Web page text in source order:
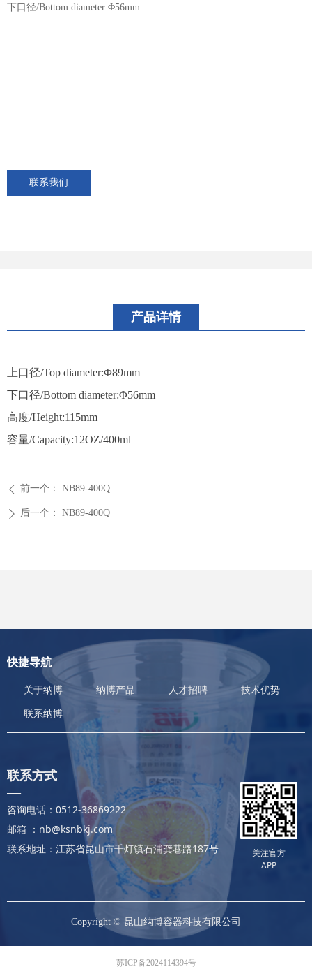
下口径/Bottom diameter:Φ56mm
联系我们
产品详情
上口径/Top diameter:Φ89mm
下口径/Bottom diameter:Φ56mm
高度/Height:115mm
容量/Capacity:12OZ/400ml
ꄴ 前一个： NB89-400Q
ꄲ 后一个： NB89-400Q
快捷导航
关于纳博 纳博产品 人才招聘 技术优势
联系纳博
Copyright © 昆山纳博容器科技有限公司
联系方式
—
咨询电话：0512-36869222
邮箱 ：nb@ksnbkj.com
联系地址：江苏省昆山市千灯镇石浦龚巷路187号
关注官方
APP
苏ICP备2024114394号